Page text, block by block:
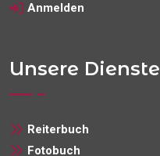
Anmelden
Unsere Dienste
Reiterbuch
Fotobuch